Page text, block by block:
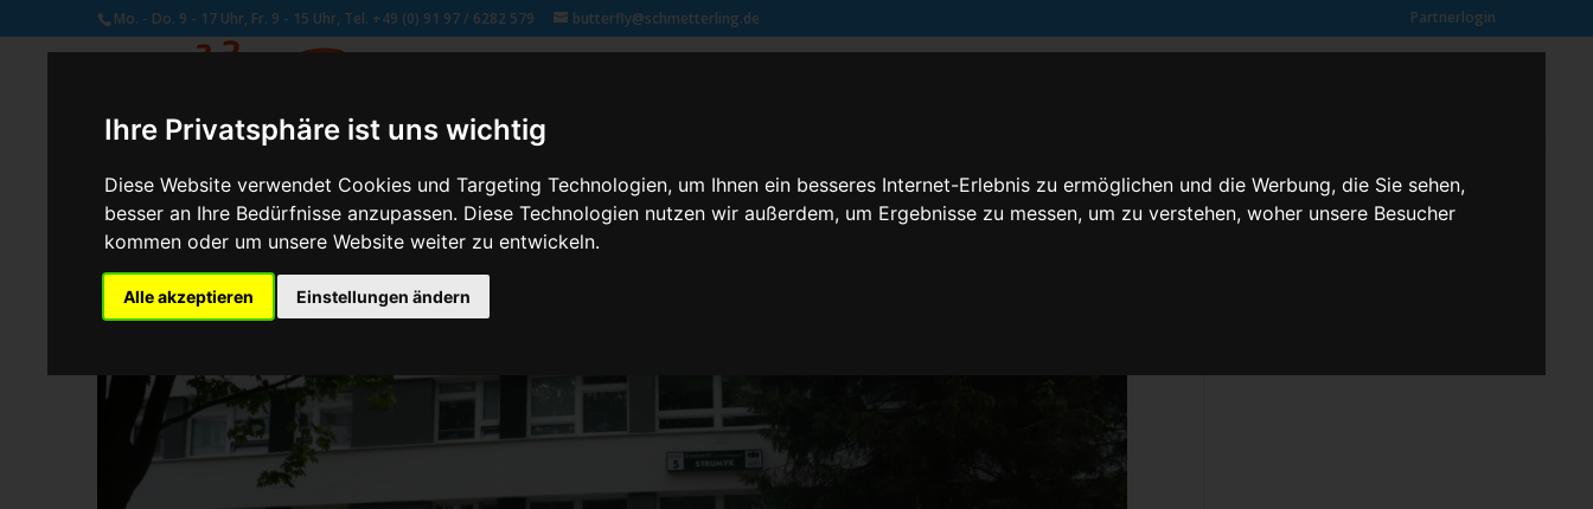
Ihre Privatsphäre ist uns wichtig
Diese Website verwendet Cookies und Targeting Technologien, um Ihnen ein besseres Internet-Erlebnis zu ermöglichen und die Werbung, die Sie sehen,
besser an Ihre Bedürfnisse anzupassen. Diese Technologien nutzen wir außerdem, um Ergebnisse zu messen, um zu verstehen, woher unsere Besucher
kommen oder um unsere Website weiter zu entwickeln.
Alle akzeptieren Einstellungen ändern
Mo. - Do. 9 - 17 Uhr, Fr. 9 - 15 Uhr, Tel. +49 (0) 91 97 / 6282 579 butterfly@schmetterling.de Partnerlogin
vonSchmetterling Administrator|Juli 31, 2017
Klassenfahrten – 2,3 butterfly